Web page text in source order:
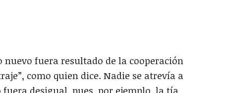
nuevo fuera resultado de la cooperación
como quien dice. Nadie se atrevía a